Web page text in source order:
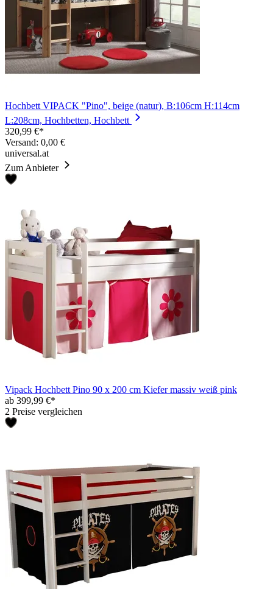
Hochbett VIPACK "Pino", beige (natur), B:106cm H:114cm
L:208cm, Hochbetten, Hochbett
320,99 €*
Versand: 0,00 €
universal.at
Zum Anbieter
Vipack Hochbett Pino 90 x 200 cm Kiefer massiv weiß pink
ab 399,99 €*
2 Preise vergleichen